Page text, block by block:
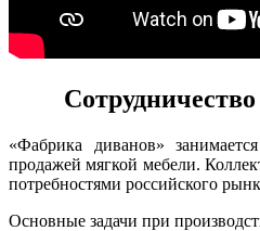
«Фабрика диванов»
продажей мягкой мебели.
потребностями российского
Основные задачи при